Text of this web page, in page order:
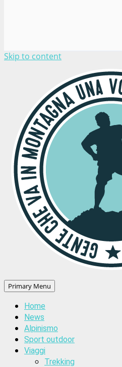
Skip to content
Primary Menu
Home
News
Alpinismo
Sport outdoor
Viaggi
Trekking